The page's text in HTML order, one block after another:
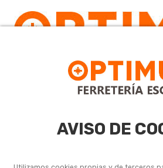
AVISO DE